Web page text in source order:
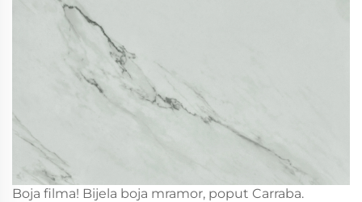
Boja filma! Bijela boja mramor, poput Carraba.